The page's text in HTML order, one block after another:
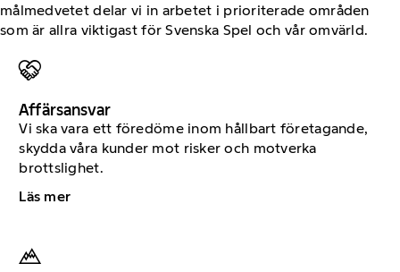
målmedvetet delar vi in arbetet i prioriterade områden
som är allra viktigast för Svenska Spel och vår omvärld.
Affärsansvar
Vi ska vara ett föredöme inom hållbart företagande,
skydda våra kunder mot risker och motverka
brottslighet.
Läs mer